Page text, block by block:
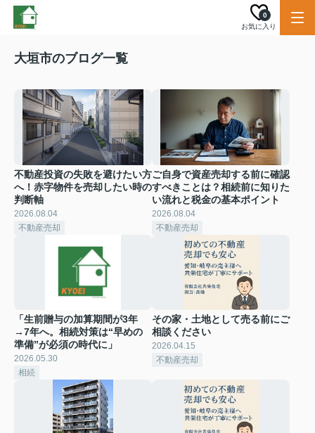
お気に入り
0
大垣市のブログ一覧
不動産投資の失敗を避けたい方
へ！赤字物件を売却したい時の
判断軸
2026.08.04
不動産売却
ご自身で資産売却する前に確認
すべきことは？相続前に知りた
い流れと税金の基本ポイント
2026.08.04
不動産売却
「生前贈与の加算期間が3年
→7年へ。相続対策は“早めの
準備”が必須の時代に」
2026.05.30
相続
その家・土地として売る前にご
相談ください
2026.04.15
不動産売却